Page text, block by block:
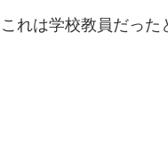
これは学校教員だった